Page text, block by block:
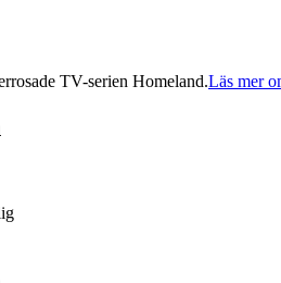
TV-serien Homeland.Läs mer